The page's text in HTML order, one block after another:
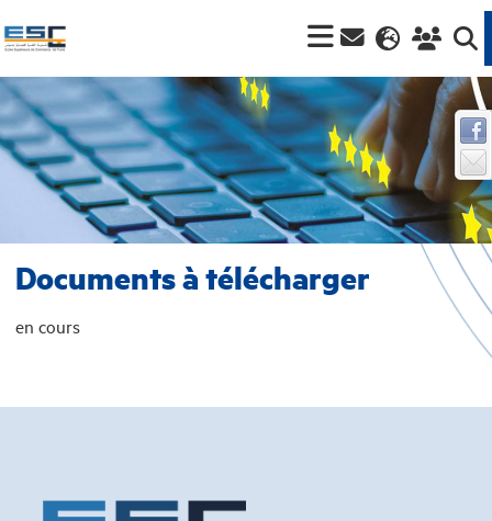
Documents à télécharger
en cours